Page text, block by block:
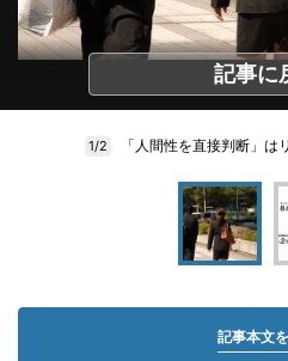
記事に
1/2 「人間性を直接判断」
記事本文